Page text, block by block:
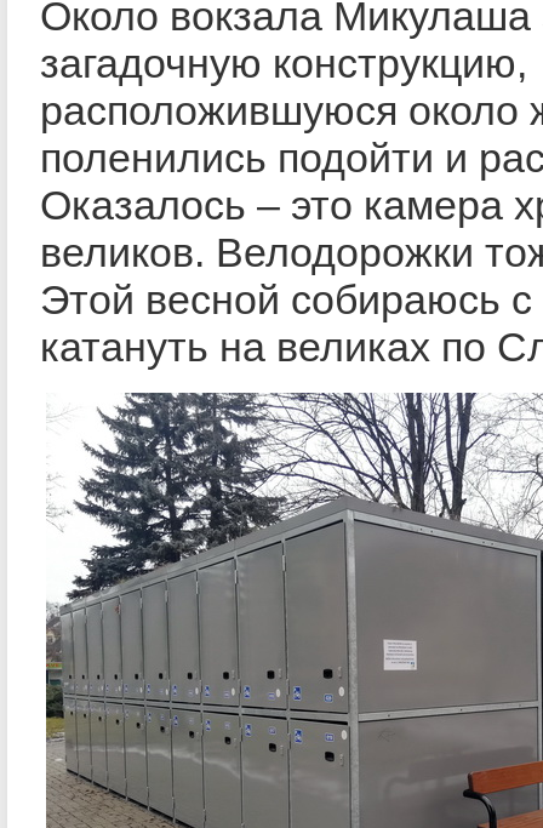
Около вокзала
загадочную конструкцию,
расположившуюся около
поленились подойти и
Оказалось – это камера
великов. Велодорожки
Этой весной собираюсь
катануть на великах по